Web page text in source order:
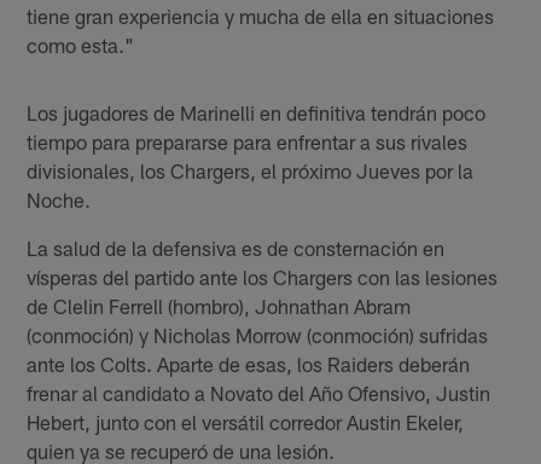
tiene gran experiencia y mucha de ella en situaciones
como esta."
Los jugadores de Marinelli en definitiva tendrán poco
tiempo para prepararse para enfrentar a sus rivales
divisionales, los Chargers, el próximo Jueves por la
Noche.
La salud de la defensiva es de consternación en
vísperas del partido ante los Chargers con las lesiones
de Clelin Ferrell (hombro), Johnathan Abram
(conmoción) y Nicholas Morrow (conmoción) sufridas
ante los Colts. Aparte de esas, los Raiders deberán
frenar al candidato a Novato del Año Ofensivo, Justin
Hebert, junto con el versátil corredor Austin Ekeler,
quien ya se recuperó de una lesión.